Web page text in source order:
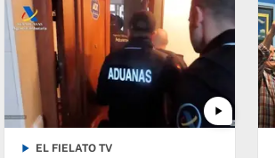
play_arrow
play_arrow EL FIELATO TV